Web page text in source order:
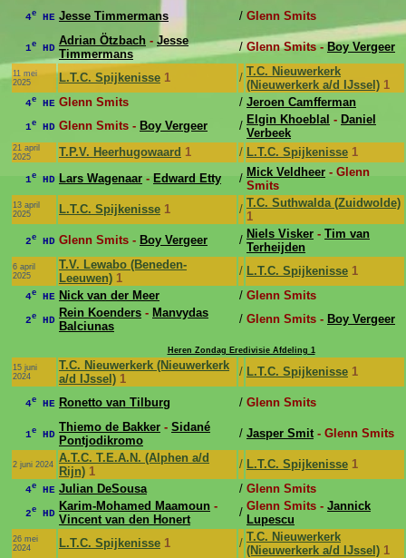
4e HE Jesse Timmermans / Glenn Smits
1e HD
Adrian Ötzbach - Jesse
Timmermans
/ Glenn Smits -Boy Vergeer
11 mei
2025
L.T.C. Spijkenisse 1 / T.C. Nieuwerkerk
(Nieuwerkerk a/d IJssel) 1
4e HE Glenn Smits / Jeroen Camfferman
1e HD Glenn Smits - Boy Vergeer / Elgin Khoeblal - Daniel
Verbeek
21 april
2025
T.P.V. Heerhugowaard 1 / L.T.C. Spijkenisse 1
1e HD Lars Wagenaar - Edward Etty / Mick Veldheer - Glenn
Smits
13 april
2025
L.T.C. Spijkenisse 1 / T.C. Suthwalda (Zuidwolde)
1
2e HD Glenn Smits - Boy Vergeer / Niels Visker - Tim van
Terheijden
6 april
2025
T.V. Lewabo (Beneden-
Leeuwen) 1
/ L.T.C. Spijkenisse 1
4e HE Nick van der Meer / Glenn Smits
2e HD
Rein Koenders - Manvydas
Balciunas
/ Glenn Smits - Boy Vergeer
Heren Zondag Eredivisie Afdeling 1
15 juni
2024
T.C. Nieuwerkerk (Nieuwerkerk
a/d IJssel) 1
/ L.T.C. Spijkenisse 1
4e HE Ronetto van Tilburg / Glenn Smits
1e HD
Thiemo de Bakker - Sidané
Pontjodikromo
/ Jasper Smit- Glenn Smits
2 juni 2024 A.T.C. T.E.A.N. (Alphen a/d
Rijn) 1
/ L.T.C. Spijkenisse 1
4e HE Julian DeSousa / Glenn Smits
2e HD
Karim-Mohamed Maamoun -
Vincent van den Honert
/ Glenn Smits - Jannick
Lupescu
26 mei
2024
L.T.C. Spijkenisse 1 / T.C. Nieuwerkerk
(Nieuwerkerk a/d IJssel) 1